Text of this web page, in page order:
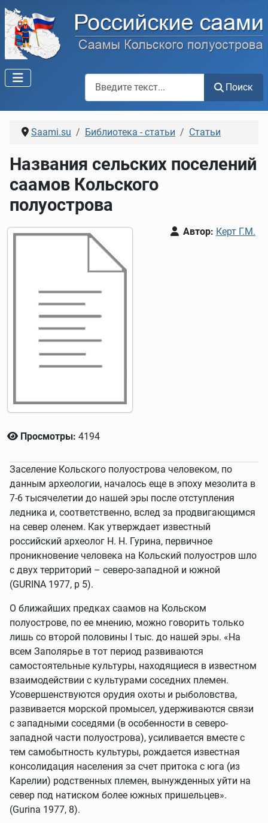
Поиск
Saami.su Библиотека - статьи Статьи
Названия сельских поселений
саамов Кольского
полуострова
Автор: Керт Г.М.
Просмотры: 4194
Заселение Кольского полуострова человеком, по
данным археологии, началось еще в эпоху мезолита в
7-6 тысячелетии до нашей эры после отступления
ледника и, соответственно, вслед за продвигающимся
на север оленем. Как утверждает известный
российский археолог Н. Н. Гурина, первичное
проникновение человека на Кольский полуостров шло
с двух территорий – северо-западной и южной
(GURINA 1977, p 5).
О ближайших предках саамов на Кольском
полуострове, по ее мнению, можно говорить только
лишь со второй половины I тыс. до нашей эры. «На
всем Заполярье в тот период развиваются
самостоятельные культуры, находящиеся в известном
взаимодействии с культурами соседних племен.
Усовершенствуются орудия охоты и рыболовства,
развивается морской промысел, удерживаются связи
с западными соседями (в особенности в северо-
западной части полуострова), усиливается вместе с
тем самобытность культуры, рождается известная
консолидация населения за счет притока с юга (из
Карелии) родственных племен, вынужденных уйти на
север под натиском более южных пришельцев».
(Gurina 1977, 8).